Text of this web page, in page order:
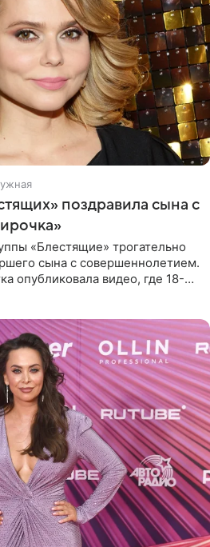
поздравила сына с
«Блестящие» трогательно
сына с совершеннолетием.
опубликовала видео, где 18-